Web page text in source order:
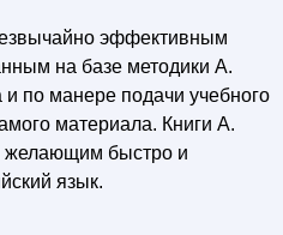
эффективным
на базе методики А.
по манере подачи учебного
материала. Книги А.
желающим быстро и
язык.